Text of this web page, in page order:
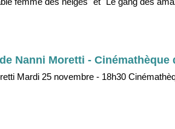
Nanni Moretti - Cinémathèque
Mardi 25 novembre - 18h30